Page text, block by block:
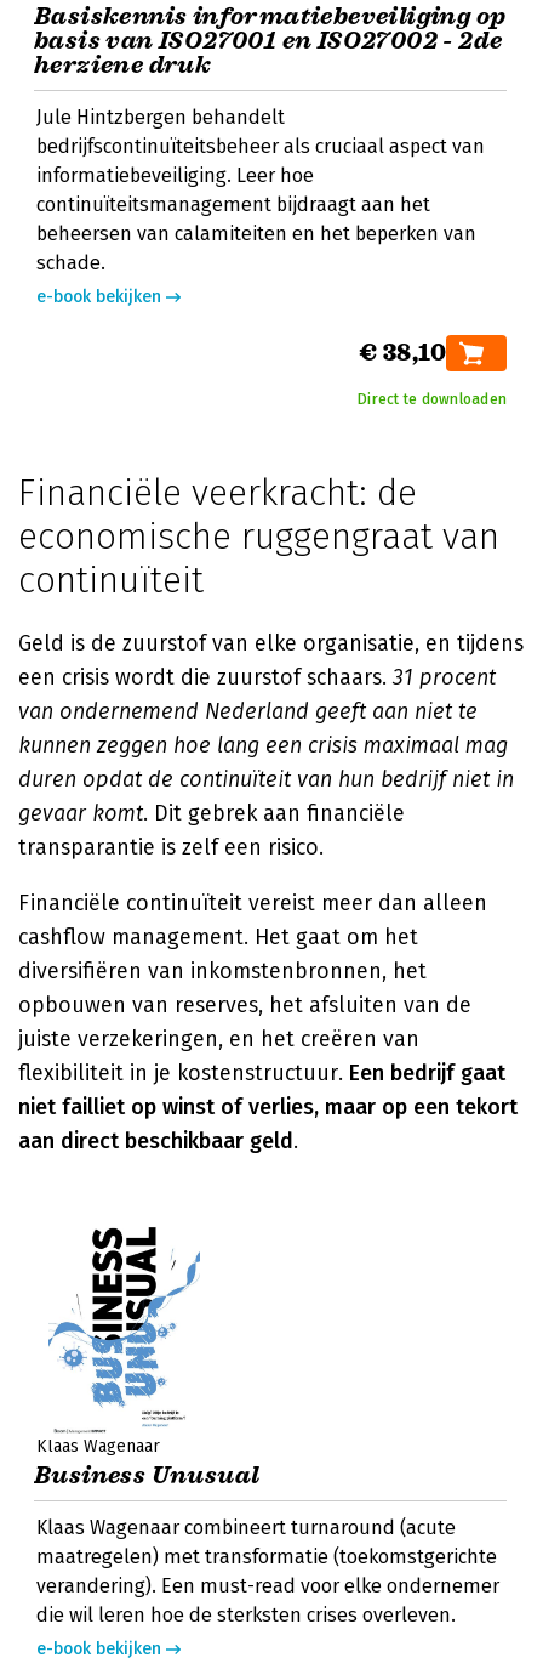
Basiskennis informatiebeveiliging op
basis van ISO27001 en ISO27002 - 2de
herziene druk
Jule Hintzbergen behandelt
bedrijfscontinuïteitsbeheer als cruciaal aspect van
informatiebeveiliging. Leer hoe
continuïteitsmanagement bijdraagt aan het
beheersen van calamiteiten en het beperken van
schade.
e-book bekijken
€ 38,10
Direct te downloaden
Financiële veerkracht: de
economische ruggengraat van
continuïteit
Geld is de zuurstof van elke organisatie, en tijdens
een crisis wordt die zuurstof schaars.31 procent
van ondernemend Nederland geeft aan niet te
kunnen zeggen hoe lang een crisis maximaal mag
duren opdat de continuïteit van hun bedrijf niet in
gevaar komt. Dit gebrek aan financiële
transparantie is zelf een risico.
Financiële continuïteit vereist meer dan alleen
cashflow management. Het gaat om het
diversifiëren van inkomstenbronnen, het
opbouwen van reserves, het afsluiten van de
juiste verzekeringen, en het creëren van
flexibiliteit in je kostenstructuur. Een bedrijf gaat
niet failliet op winst of verlies, maar op een tekort
aan direct beschikbaar geld.
Klaas Wagenaar
Business Unusual
Klaas Wagenaar combineert turnaround (acute
maatregelen) met transformatie (toekomstgerichte
verandering). Een must-read voor elke ondernemer
die wil leren hoe de sterksten crises overleven.
e-book bekijken